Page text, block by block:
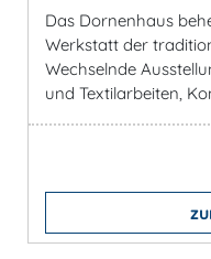
Das Dornenhaus
Werkstatt der
Wechselnde
und Textilarbeiten,